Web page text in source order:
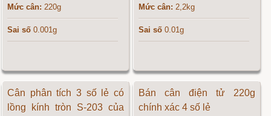
Mức cân: 220g
Sai số 0.001g
Mức cân: 2,2kg
Sai số 0.01g
Cân phân tích 3 số lẻ có
lồng kính tròn S-203 của
Bán cân điện tử 220g
chính xác 4 số lẻ